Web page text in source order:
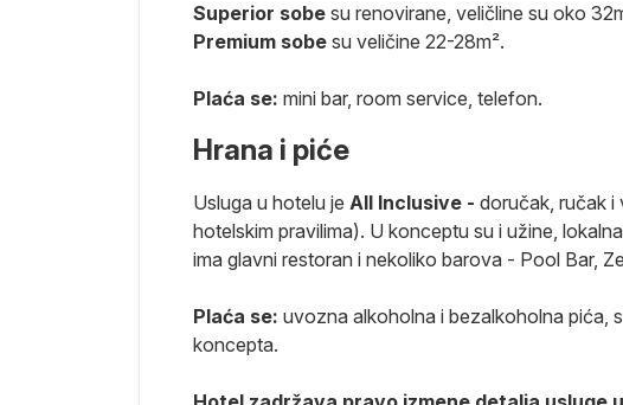
Superior sobe su renovirane, veličline su oko
Premium sobe su veličine 22-28m².
Plaća se: mini bar, room service, telefon.
Hrana i piće
Usluga u hotelu je All Inclusive - doručak, ručak i
hotelskim pravilima). U konceptu su i užine,
ima glavni restoran i nekoliko barova - Pool Bar,
Plaća se: uvozna alkoholna i bezalkoholna pića,
koncepta.